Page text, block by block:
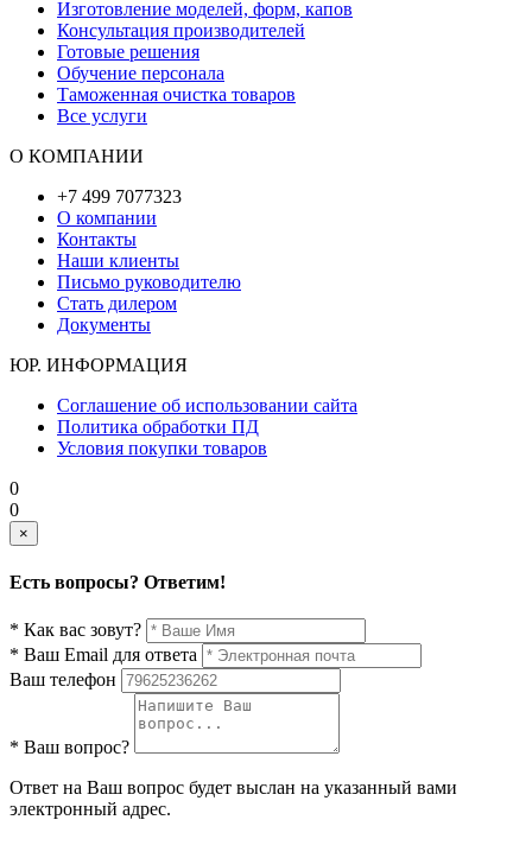
Изготовление моделей, форм, капов
Консультация производителей
Готовые решения
Обучение персонала
Таможенная очистка товаров
Все услуги
О КОМПАНИИ
+7 499 7077323
О компании
Контакты
Наши клиенты
Письмо руководителю
Стать дилером
Документы
ЮР. ИНФОРМАЦИЯ
Соглашение об использовании сайта
Политика обработки ПД
Условия покупки товаров
0
0
×
Есть вопросы? Ответим!
* Как вас зовут?
* Ваш Email для ответа
Ваш телефон
* Ваш вопрос?
Ответ на Ваш вопрос будет выслан на указанный вами
электронный адрес.